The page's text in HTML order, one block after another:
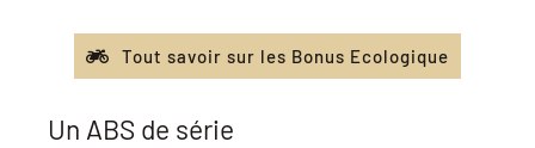
Tout savoir sur les Bonus Ecologique
Un ABS de série